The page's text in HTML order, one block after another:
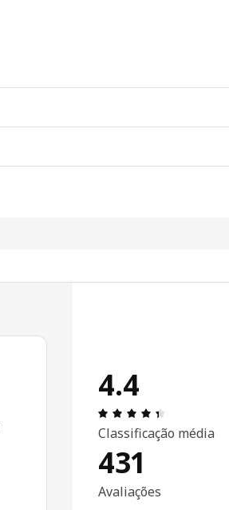
4.4
Classificação média
431
Avaliações